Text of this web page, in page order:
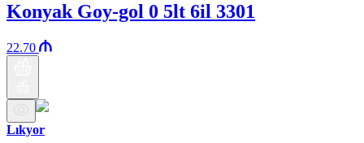
Konyak Goy-gol 0 5lt 6il 3301
22.70
Lıkyor